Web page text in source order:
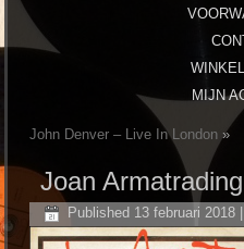
MIJN
John Denver ‎– Live In London »
Joan
Published 13 februari 2018